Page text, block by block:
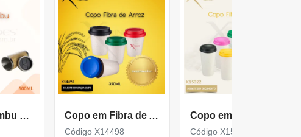
Copo em Bambu de 500ml parte interna em Inox X18644 Copo em Fibra de Arroz Biodegradável com 350ml X14498
Código X14498 Código X15323